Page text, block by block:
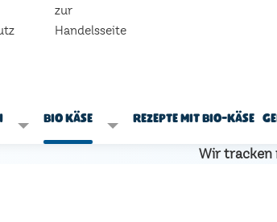
zur
Handelsseite
Bio Käse Rezepte mit Bio-Käse
Wir tracken